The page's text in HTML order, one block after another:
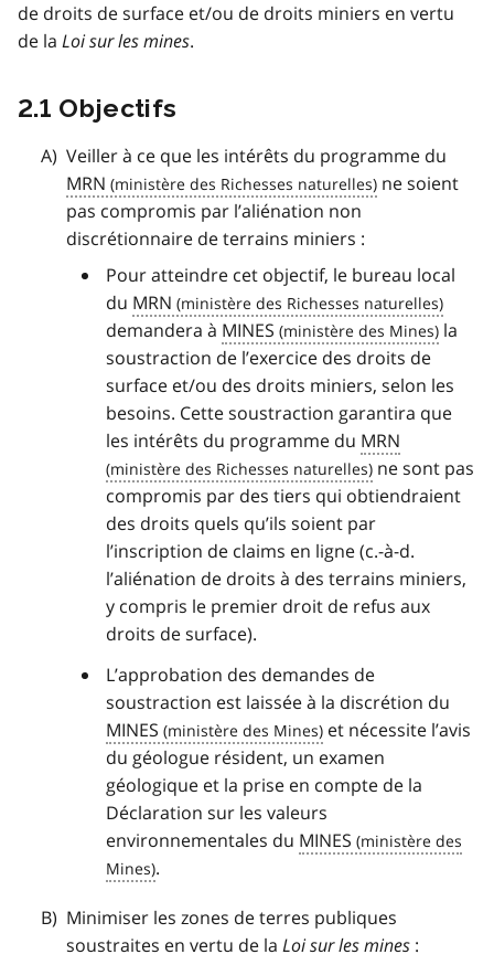
de droits de surface et/ou de droits miniers en vertu
de la Loi sur les mines.
2.1 Objectifs
Veiller à ce que les intérêts du programme du
MRN
ne soient
pas compromis par l’aliénation non
discrétionnaire de terrains miniers :
Pour atteindre cet objectif, le bureau local
du MRN
demandera à MINES
la
soustraction de l’exercice des droits de
surface et/ou des droits miniers, selon les
besoins. Cette soustraction garantira que
les intérêts du programme du MRN
ne sont pas
compromis par des tiers qui obtiendraient
des droits quels qu’ils soient par
l’inscription de claims en ligne (c.-à-d.
l’aliénation de droits à des terrains miniers,
y compris le premier droit de refus aux
droits de surface).
L’approbation des demandes de
soustraction est laissée à la discrétion du
MINES
et nécessite l’avis
du géologue résident, un examen
géologique et la prise en compte de la
Déclaration sur les valeurs
environnementales du MINES
.
Minimiser les zones de terres publiques
soustraites en vertu de la Loi sur les mines :